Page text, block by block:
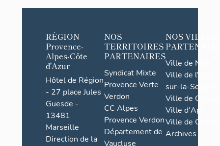
RÉGION
Provence-
Alpes-Côte
d'Azur
Hôtel de Région
- 27 place Jules
Guesde -
13481
Marseille
Direction de la
NOS
TERRITOIRES
PARTENAIRES
Syndicat Mixte
Provence Verte
Verdon
CC Alpes
Provence Verdon
Département de
Vaucluse
NOS VILLES
Ville de Nice
Ville de l'Isle-
sur-la-Sorgue
Ville de Grasse
Ville d'Apt
Ville de
Archives